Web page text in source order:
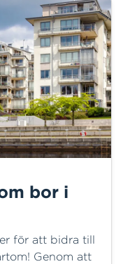
bor i
för att bidra till
Genom att